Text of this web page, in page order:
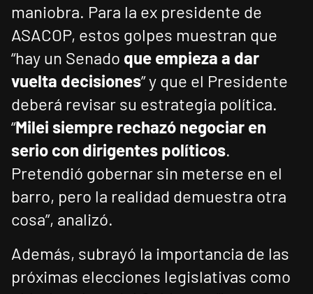
maniobra. Para la ex presidente de
ASACOP, estos golpes muestran que
“hay un Senado que empieza a dar
vuelta decisiones” y que el Presidente
deberá revisar su estrategia política.
“Milei siempre rechazó negociar en
serio con dirigentes políticos.
Pretendió gobernar sin meterse en el
barro, pero la realidad demuestra otra
cosa”, analizó.
Además, subrayó la importancia de las
próximas elecciones legislativas como